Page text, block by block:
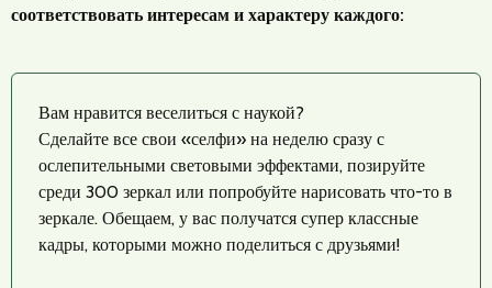
соответствовать интересам и характеру каждого:
Вам нравится веселиться с наукой?
Сделайте все свои «селфи» на неделю сразу с
ослепительными световыми эффектами, позируйте
среди 300 зеркал или попробуйте нарисовать что-то в
зеркале. Обещаем, у вас получатся супер классные
кадры, которыми можно поделиться с друзьями!